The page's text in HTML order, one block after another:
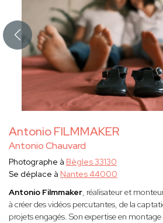
Antonio FILMMAKER
Antonio Chauvard
Photographe à Bègles 33130
Se déplace à Nantes 44000
Antonio Filmmaker, réalisateur et
à créer des vidéos percutantes, de la
projets engagés. Son expertise en